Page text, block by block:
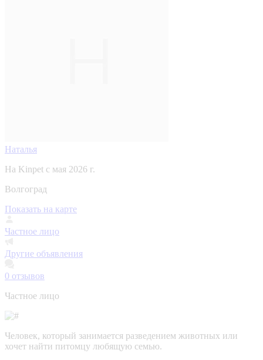
Наталья
На Kinpet c мая 2026 г.
Волгоград
Показать на карте
Частное лицо
Другие объявления
0 отзывов
Частное лицо
Человек, который занимается разведением животных или
хочет найти питомцу любящую семью.